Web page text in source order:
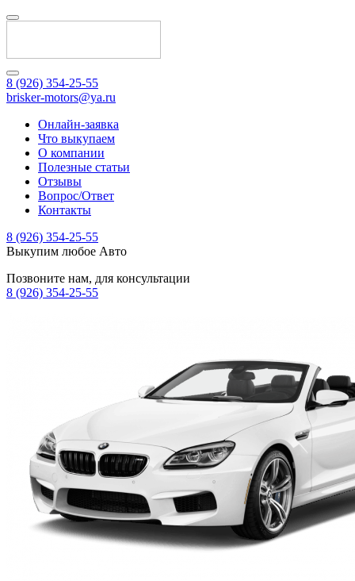
8 (926) 354-25-55
brisker-motors@ya.ru
Онлайн-заявка
Что выкупаем
О компании
Полезные статьи
Отзывы
Вопрос/Ответ
Контакты
8 (926) 354-25-55
Выкупим любое Авто
Позвоните нам, для консультации
8 (926) 354-25-55